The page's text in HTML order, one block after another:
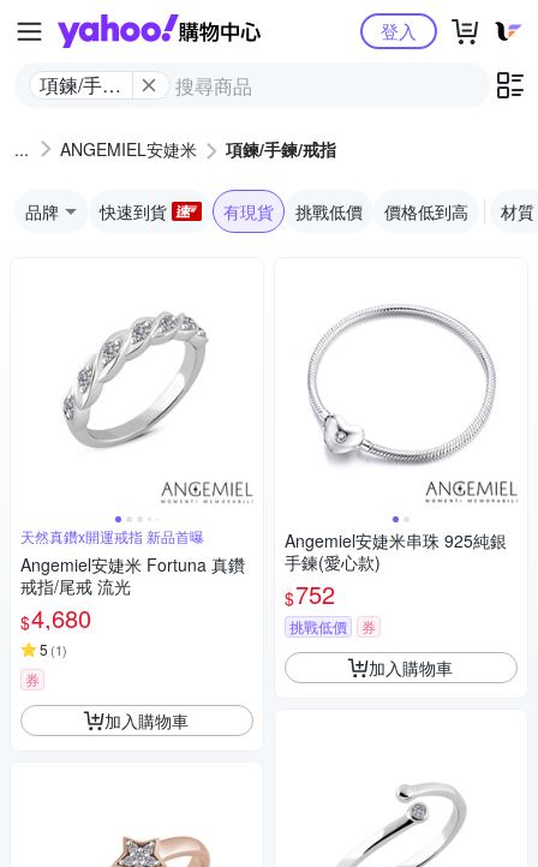
Yahoo購物中心
項鍊/手鍊/
登入
ANGEMIEL安婕米 項鍊/手鍊/戒指
品牌 快速到貨 有現貨 挑戰低價 價格低到高 材質
天然真鑽x開運戒指 新品首曝
Angemiel安婕米 Fortuna 真鑽
戒指/尾戒 流光
$4,680
5 (1)
券
加入購物車
Angemiel安婕米串珠 925純銀
手鍊(愛心款)
$752
挑戰低價 券
加入購物車